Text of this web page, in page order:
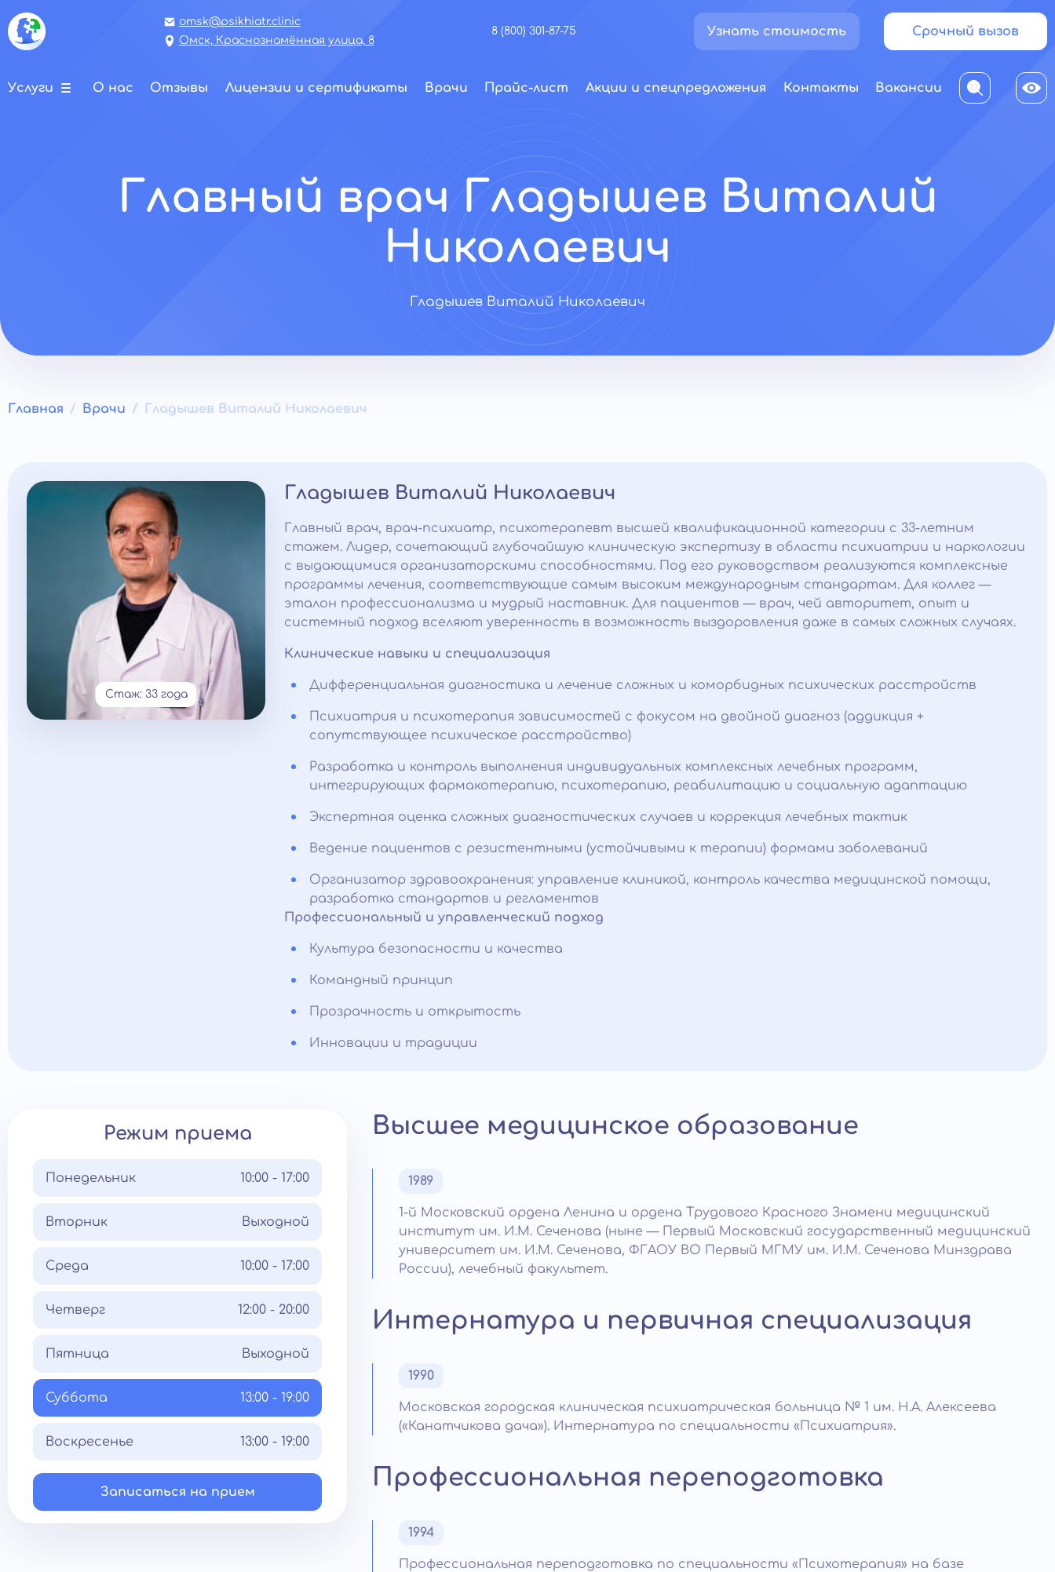
omsk@psikhiatr.clinic
Омск, Краснознамённая улица, 8
8 (800) 301-87-75 Узнать стоимость Срочный вызов
Услуги О нас Отзывы Лицензии и сертификаты Врачи Прайс-лист Акции и спецпредложения Контакты Вакансии
Главный врач Гладышев Виталий
Николаевич
Гладышев Виталий Николаевич
Главная Врачи Гладышев Виталий Николаевич
Стаж: 33 года
Гладышев Виталий Николаевич
Главный врач, врач-психиатр, психотерапевт высшей квалификационной категории с 33-летним
стажем. Лидер, сочетающий глубочайшую клиническую экспертизу в области психиатрии и наркологии
с выдающимися организаторскими способностями. Под его руководством реализуются комплексные
программы лечения, соответствующие самым высоким международным стандартам. Для коллег —
эталон профессионализма и мудрый наставник. Для пациентов — врач, чей авторитет, опыт и
системный подход вселяют уверенность в возможность выздоровления даже в самых сложных случаях.
Клинические навыки и специализация
Дифференциальная диагностика и лечение сложных и коморбидных психических расстройств
Психиатрия и психотерапия зависимостей с фокусом на двойной диагноз (аддикция +
сопутствующее психическое расстройство)
Разработка и контроль выполнения индивидуальных комплексных лечебных программ,
интегрирующих фармакотерапию, психотерапию, реабилитацию и социальную адаптацию
Экспертная оценка сложных диагностических случаев и коррекция лечебных тактик
Ведение пациентов с резистентными (устойчивыми к терапии) формами заболеваний
Организатор здравоохранения: управление клиникой, контроль качества медицинской помощи,
разработка стандартов и регламентов
Профессиональный и управленческий подход
Культура безопасности и качества
Командный принцип
Прозрачность и открытость
Инновации и традиции
Режим приема
Понедельник 10:00 - 17:00
Вторник Выходной
Среда 10:00 - 17:00
Четверг 12:00 - 20:00
Пятница Выходной
Суббота 13:00 - 19:00
Воскресенье 13:00 - 19:00
Записаться на прием
Высшее медицинское образование
1989
1-й Московский ордена Ленина и ордена Трудового Красного Знамени медицинский
институт им. И.М. Сеченова (ныне — Первый Московский государственный медицинский
университет им. И.М. Сеченова, ФГАОУ ВО Первый МГМУ им. И.М. Сеченова Минздрава
России), лечебный факультет.
Интернатура и первичная специализация
1990
Московская городская клиническая психиатрическая больница № 1 им. Н.А. Алексеева
(«Канатчикова дача»). Интернатура по специальности «Психиатрия».
Профессиональная переподготовка
1994
Профессиональная переподготовка по специальности «Психотерапия» на базе